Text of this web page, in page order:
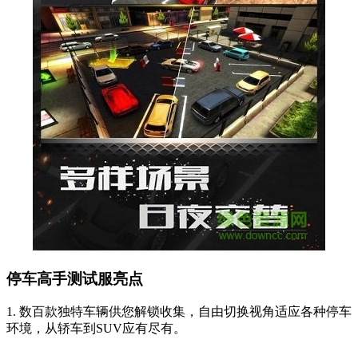
停车高手测试服亮点
1. 数百款独特车辆供您解锁收集，自由切换视角适应各种停车
环境，从轿车到SUV应有尽有。